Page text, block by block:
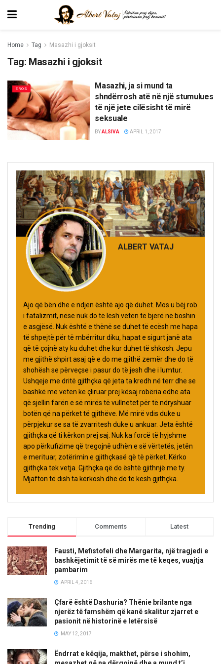
Home Tag Masazhi i gjoksit
Tag: Masazhi i gjoksit
EROS
Masazhi, ja si mund ta
shndërrosh atë në një stumulues
të një jete cilësisht të mirë
seksuale
BYALSIVA APRIL 1, 2017
ALBERT VATAJ
Ajo që bën dhe e ndjen është ajo që duhet. Mos u bëj rob
i fatalizmit, nëse nuk do të lësh veten të bjerë në boshin
e asgjësë. Nuk është e thënë se duhet të ecësh me hapa
të shpejtë për të mbërritur diku, hapat e sigurt janë ata
që të çojnë aty ku duhet dhe kur duhet të shkosh. Jepu
me gjithë shpirt asaj që e do me gjithë zemër dhe do të
shohësh se përveçse i pasur do të jesh dhe i lumtur.
Ushqeje me dritë gjithçka që jeta ta kredh në terr dhe se
bashkë me veten ke çliruar prej kësaj robëria edhe ata
që sjellin farën e së mirës të vullnetet për të ndryshuar
botën që na përket të gjithëve. Më mirë vdis duke u
përpjekur se sa të zvarritesh duke u ankuar. Jeta është
gjithçka që ti kërkon prej saj. Nuk ka forcë të hyjshme
apo përkufizime që tregojnë udhën e së vërtetës, jetën
e merituar, zotërimin e gjithçkasë që të përket. Kërko
gjithçka tek vetja. Gjithçka që do është gjithnjë me ty.
Mjafton të dish ta kërkosh dhe do të kesh gjithçka.
Trending Comments Latest
Fausti, Mefistofeli dhe Margarita, një tragjedi e
bashkëjetimit të së mirës me të keqes, vuajtja
pambarim
APRIL 4, 2016
Çfarë është Dashuria? Thënie brilante nga
njerëz të famshëm që kanë skalitur zjarret e
pasionit në historinë e letërsisë
MAY 12, 2017
Ëndrrat e këqija, makthet, përse i shohim,